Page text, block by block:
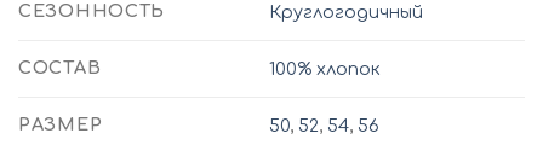
СЕЗОННОСТЬ Круглогодичный
СОСТАВ 100% хлопок
РАЗМЕР 50, 52, 54, 56